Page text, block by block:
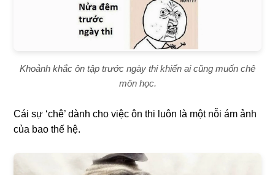
Khoảnh khắc ôn tập trước ngày thi khiến ai cũng muốn chê
môn học.
Cái sự ‘chê’ dành cho việc ôn thi luôn là một nỗi ám ảnh
của bao thế hệ.